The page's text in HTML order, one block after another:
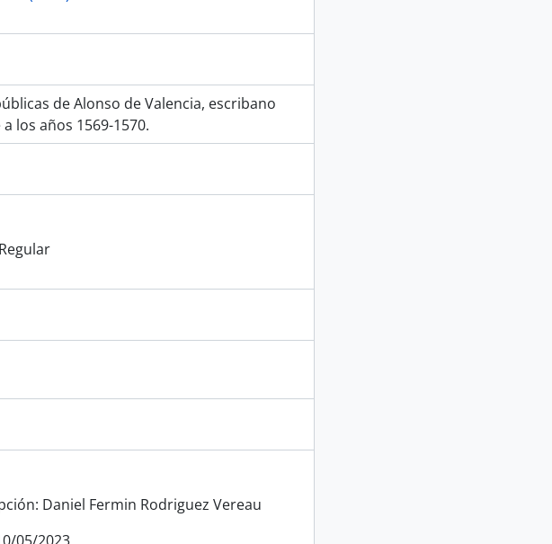
de Alonso de Valencia, escribano
los años 1569-1570.
Daniel Fermin Rodriguez Vereau